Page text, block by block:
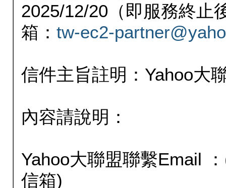
2025/12/20（即服務終止
箱： tw-ec2-
信件主旨註明：Yahoo大
內容請說明：
Yahoo大聯盟聯繫Email
信箱)